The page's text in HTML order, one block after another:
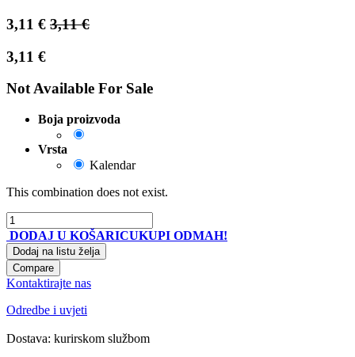
3,11 € 3,11€
3,11 €
Not Available For Sale
Boja proizvoda
Vrsta
Kalendar
This combination does not exist.
DODAJ U KOŠARICUKUPI ODMAH!
Dodaj na listu želja
Compare
Kontaktirajte nas
Odredbe i uvjeti
Dostava: kurirskom službom